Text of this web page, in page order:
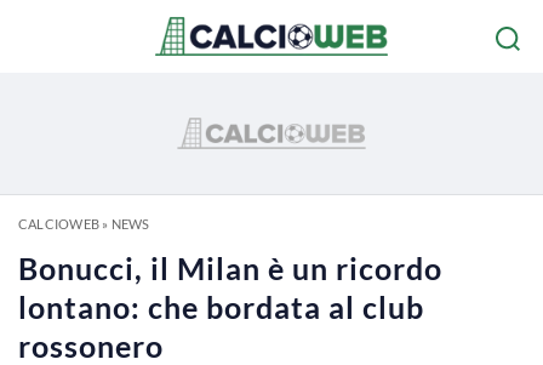
CALCIOWEB» NEWS
Bonucci, il Milan è un ricordo
lontano: che bordata al club
rossonero